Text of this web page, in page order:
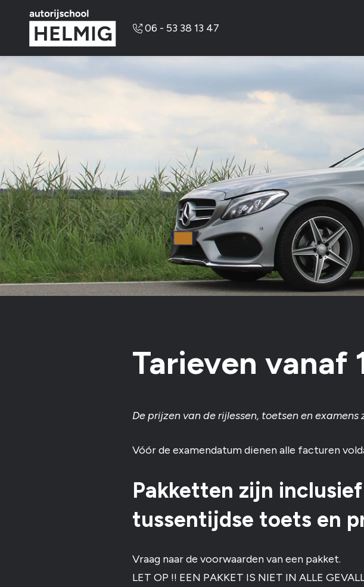
Overslaan en naar de inhoud gaan
06 - 53 38 13 47
Tarieven vanaf
De prijzen van de rijlessen, toetsen en
Vóór de examendatum dienen alle facturen
Pakketten zijn
tussentijdse toets en
Vraag naar de voorwaarden van een pakket.
LET OP !! EEN PAKKET IS NIET IN ALLE